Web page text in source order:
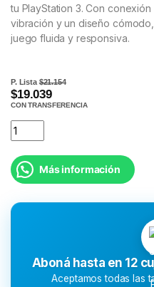
tu PlayStation 3. Con
vibración y un diseño
juego fluida y responsiva.
P. Lista$21.154
$19.039
CON TRANSFERENCIA
Más información
Aboná hasta en 12
Aceptamos todas las